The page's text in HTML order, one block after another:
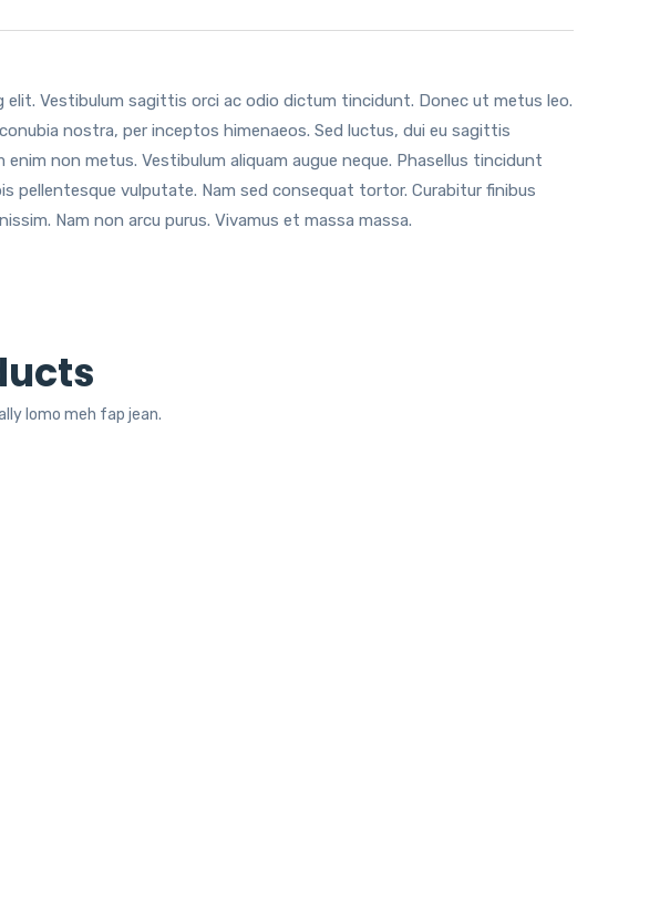
Vestibulum sagittis orci ac odio dictum tincidunt. Donec ut metus leo.
nostra, per inceptos himenaeos. Sed luctus, dui eu sagittis
non metus. Vestibulum aliquam augue neque. Phasellus tincidunt
pellentesque vulputate. Nam sed consequat tortor. Curabitur finibus
Nam non arcu purus. Vivamus et massa massa.
lomo meh fap jean.